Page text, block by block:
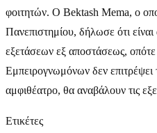
φοιτητών. Ο Bektash Mema, ο
Πανεπιστημίου, δήλωσε ότι
εξετάσεων εξ αποστάσεως,
Εμπειρογνωμόνων δεν
αμφιθέατρο, θα αναβάλουν τις
Ετικέτες